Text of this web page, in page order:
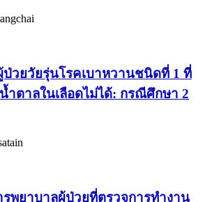
ป่วยวัยรุ่นโรคเบาหวานชนิดที่ 1 ที่
ำตาลในเลือดไม่ได้: กรณีศึกษา 2
พยาบาลผู้ป่วยที่ตรวจการทํางาน